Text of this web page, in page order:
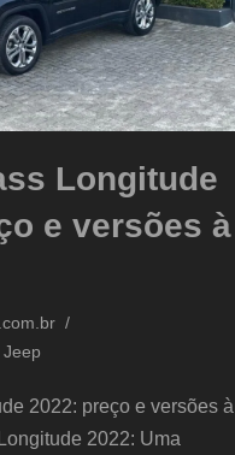
Longitude
e versões à
Jeep
2022: preço e versões à
2022: Uma